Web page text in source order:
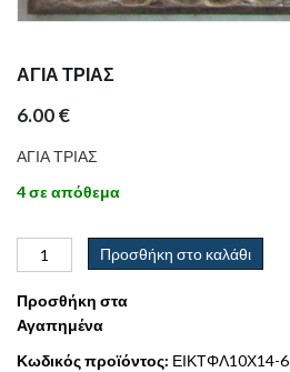
ΑΓΙΑ ΤΡΙΑΣ
6.00€
ΑΓΙΑ ΤΡΙΑΣ
4 σε απόθεμα
Προσθήκη στο καλάθι
Προσθήκη στα
Αγαπημένα
Κωδικός προϊόντος: ΕΙΚΤΦΛ10Χ14-6